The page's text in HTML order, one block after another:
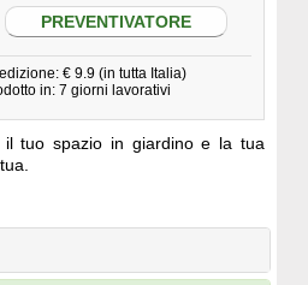
PREVENTIVATORE
€ 9.9 (in tutta Italia)
in: 7 giorni lavorativi
il tuo spazio in giardino e la tua